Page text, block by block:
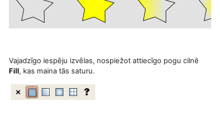
Vajadzīgo iespēju izvēlas, nospiežot attiecīgo pogu cilnē
Fill, kas maina tās saturu.